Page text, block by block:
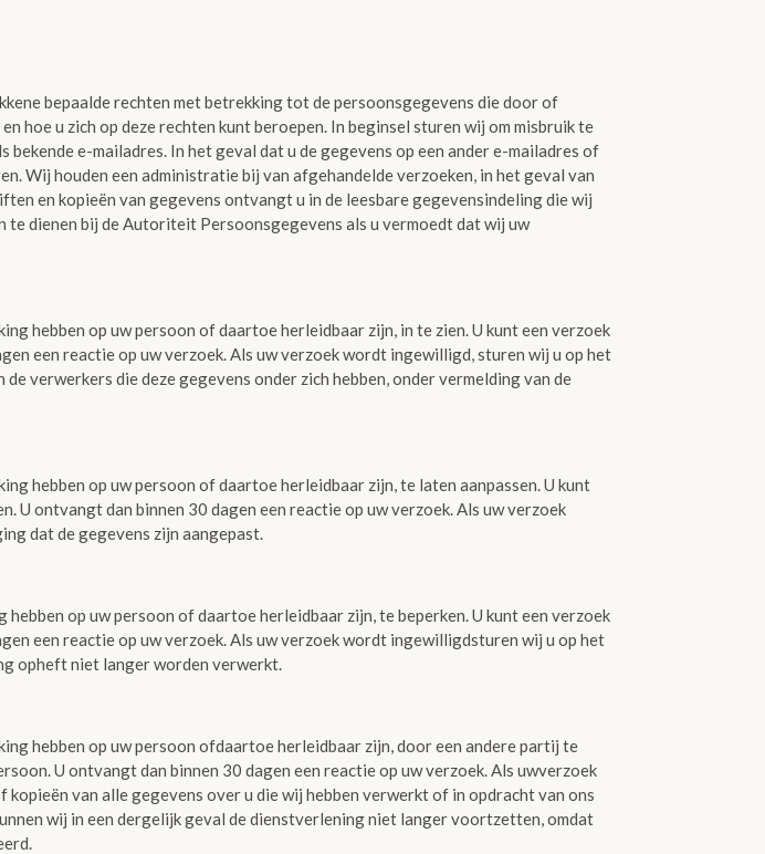
bepaalde rechten met betrekking tot de persoonsgegevens die door of
hoe u zich op deze rechten kunt beroepen. In beginsel sturen wij om misbruik te
e-mailadres. In het geval dat u de gegevens op een ander e-mailadres of
Wij houden een administratie bij van afgehandelde verzoeken, in het geval van
en kopieën van gegevens ontvangt u in de leesbare gegevensindeling die wij
te dienen bij de Autoriteit Persoonsgegevens als u vermoedt dat wij uw
hebben op uw persoon of daartoe herleidbaar zijn, in te zien. U kunt een verzoek
een reactie op uw verzoek. Als uw verzoek wordt ingewilligd, sturen wij u op het
verwerkers die deze gegevens onder zich hebben, onder vermelding van de
hebben op uw persoon of daartoe herleidbaar zijn, te laten aanpassen. U kunt
U ontvangt dan binnen 30 dagen een reactie op uw verzoek. Als uw verzoek
dat de gegevens zijn aangepast.
op uw persoon of daartoe herleidbaar zijn, te beperken. U kunt een verzoek
een reactie op uw verzoek. Als uw verzoek wordt ingewilligdsturen wij u op het
opheft niet langer worden verwerkt.
hebben op uw persoon ofdaartoe herleidbaar zijn, door een andere partij te
U ontvangt dan binnen 30 dagen een reactie op uw verzoek. Als uwverzoek
van alle gegevens over u die wij hebben verwerkt of in opdracht van ons
wij in een dergelijk geval de dienstverlening niet langer voortzetten, omdat